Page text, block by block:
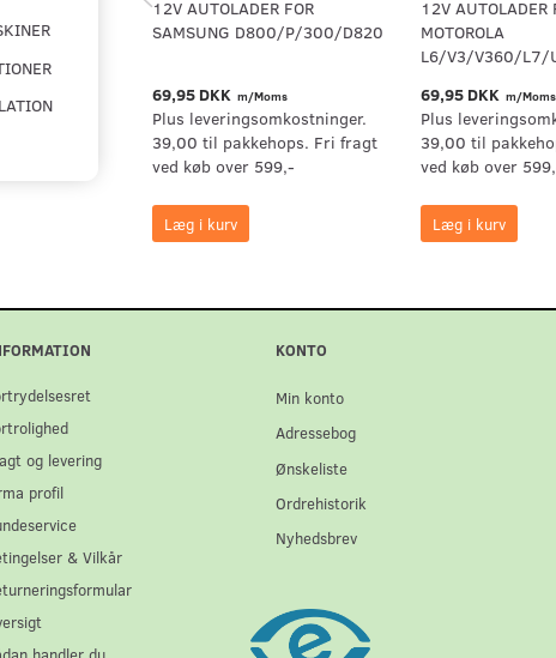
12V AUTOLADER FOR
SAMSUNG D800/P/300/D820
69,95 DKK m/Moms
Plus leveringsomkostninger.
39,00 til pakkehops. Fri fragt
ved køb over 599,-
Læg i kurv
12V AUTOLADER
MOTOROLA
L6/V3/V360/L7/
69,95 DKK m/Moms
Plus
39,00 til
ved køb over
Læg i kurv
og levering
profil
& Vilkår
handler du
KONTO
Min konto
Adressebog
Ønskeliste
Ordrehistorik
Nyhedsbrev